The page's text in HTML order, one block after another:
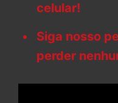
celular!
Siga nosso
perder